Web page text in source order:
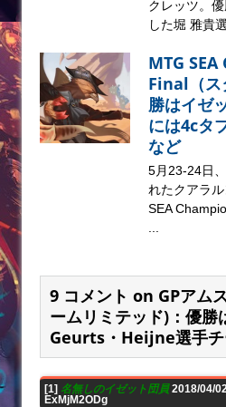
クレッツ。
した堀 雅貴
MTG
Final（ス
勝はイゼ
には4cタ
など
5月23-24日
れたクアラ
SEA
9 コメント on GPアム
ームリミテッド)：優
Geurts・Heijne選手チ
[1] 名無しのイゼット団員2018/04/
ExMjM2ODg